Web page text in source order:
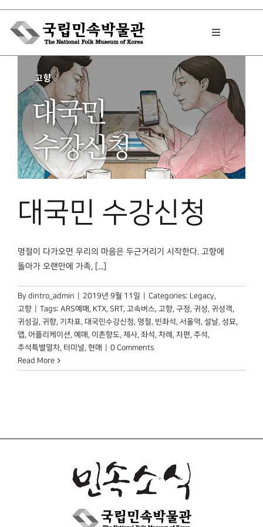
Skip
content
Toggle
박물관에서는
민속이야기
민속 인사이드
원문보기 PDF
박물관 홈페이지
대국민 수강신청
명절이 다가오면 우리의 마음은 두근거리기 시작한다. 고향에
돌아가 오랜만에 가족, [...]
By dintro_admin 2019년 9월 11일 Categories: Legacy,
고향
Tags: ARS예매 , KTX, SRT, 고속버스, 고향, 구정, 귀성, 귀성객,
귀성길, 귀향, 기차표, 대국민수강신청, 명절, 빈좌석, 서울역, 설날, 성묘,
앱, 어플리케이션, 예매 , 이촌향도, 제사, 좌석, 차례 , 차편, 추석,
추석특별열차, 터미널, 현매
0 Comments
Read More